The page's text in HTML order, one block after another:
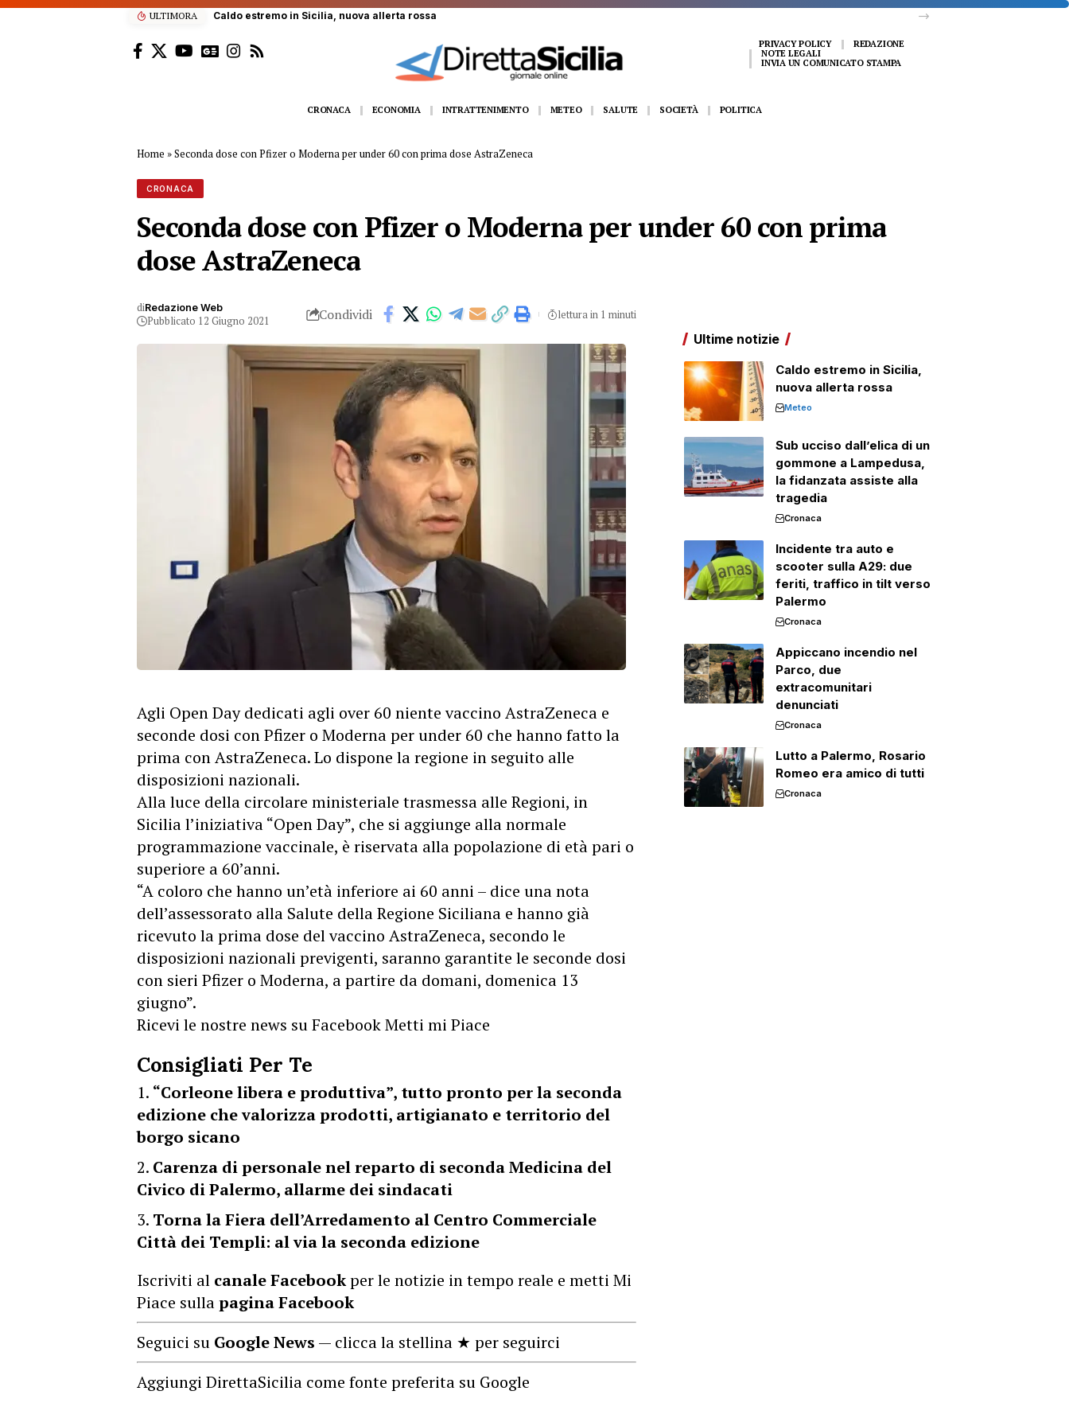
ULTIMORA Sub ucciso dall’elica di un gommone a Lampedusa, la fidanzata assiste alla tragedia
PRIVACY POLICY
REDAZIONE
NOTE LEGALI
INVIA UN COMUNICATO STAMPA
CRONACA ECONOMIA INTRATTENIMENTO METEO SALUTE SOCIETÀ POLITICA
Home »Seconda dose con Pfizer o Moderna per under 60 con prima dose AstraZeneca
CRONACA
Seconda dose con Pfizer o Moderna per under 60 con prima
dose AstraZeneca
diRedazione Web
Pubblicato 12 Giugno 2021 Condividi lettura in 1 minuti
Agli Open Day dedicati agli over 60 niente vaccino AstraZeneca e
seconde dosi con Pfizer o Moderna per under 60 che hanno fatto la
prima con AstraZeneca. Lo dispone la regione in seguito alle
disposizioni nazionali.
Alla luce della circolare ministeriale trasmessa alle Regioni, in
Sicilia l’iniziativa “Open Day”, che si aggiunge alla normale
programmazione vaccinale, è riservata alla popolazione di età pari o
superiore a 60’anni.
“A coloro che hanno un’età inferiore ai 60 anni – dice una nota
dell’assessorato alla Salute della Regione Siciliana e hanno già
ricevuto la prima dose del vaccino AstraZeneca, secondo le
disposizioni nazionali previgenti, saranno garantite le seconde dosi
con sieri Pfizer o Moderna, a partire da domani, domenica 13
giugno”.
Ricevi le nostre news su Facebook Metti mi Piace
Consigliati Per Te
“Corleone libera e produttiva”, tutto pronto per la seconda
edizione che valorizza prodotti, artigianato e territorio del
borgo sicano
Carenza di personale nel reparto di seconda Medicina del
Civico di Palermo, allarme dei sindacati
Torna la Fiera dell’Arredamento al Centro Commerciale
Città dei Templi: al via la seconda edizione
Iscriviti al canale Facebookper le notizie in tempo reale e metti Mi
Piace sullapagina Facebook
Seguici su Google News — clicca la stellina ★ per seguirci
Aggiungi DirettaSicilia come fonte preferita su Google
Ultime notizie
Caldo estremo in Sicilia,
nuova allerta rossa
Meteo
Sub ucciso dall’elica di un
gommone a Lampedusa,
la fidanzata assiste alla
tragedia
Cronaca
Incidente tra auto e
scooter sulla A29: due
feriti, traffico in tilt verso
Palermo
Cronaca
Appiccano incendio nel
Parco, due
extracomunitari
denunciati
Cronaca
Lutto a Palermo, Rosario
Romeo era amico di tutti
Cronaca